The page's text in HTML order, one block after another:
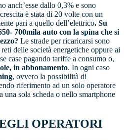
anch’esse dallo 0,3% e sono
è stata di 20 volte con un
pari a quello dell’elettrico. Su
700mila auto con la spina che si
Le strade per ricaricarsi sono
delle società energetiche oppure ai
case pagando tariffe a consumo o,
in abbonamento. In ogni caso
, ovvero la possibilità di
riferimento ad un solo operatore
una sola scheda o nello smartphone
OPERATORI